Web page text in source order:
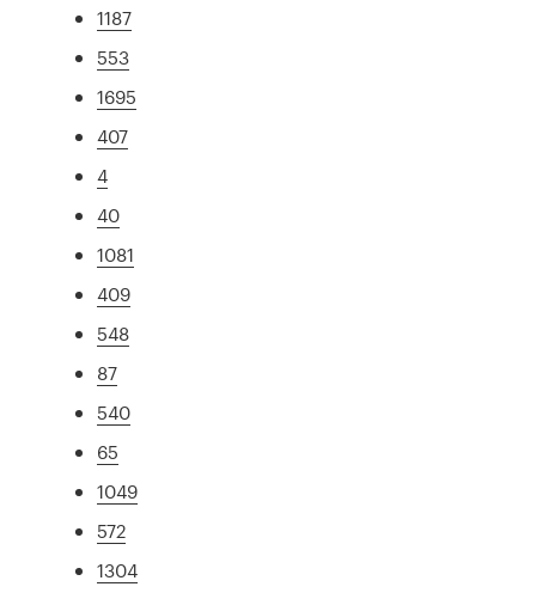
1187
553
1695
407
4
40
1081
409
548
87
540
65
1049
572
1304